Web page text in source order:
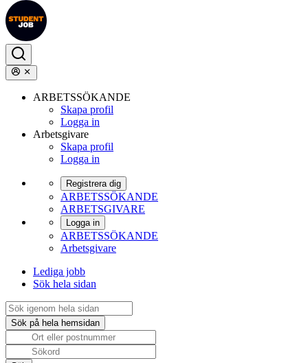
ARBETSSÖKANDE
Skapa profil
Logga in
Arbetsgivare
Skapa profil
Logga in
Registrera dig
ARBETSSÖKANDE
ARBETSGIVARE
Logga in
ARBETSSÖKANDE
Arbetsgivare
Lediga jobb
Sök hela sidan